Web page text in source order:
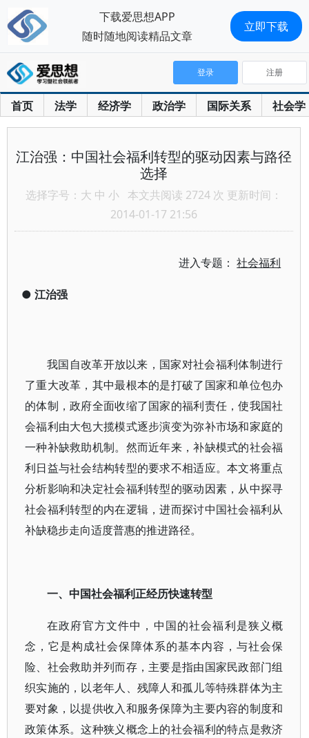
首页 法学 经济学 政治学 国际关系 社会学
登录 注册
江治强：中国社会福利转型的驱动因素与路径
选择
选择字号： 大 中 小 本文共阅读 2724 次 更新时间：
2014-01-17 21:56
进入专题：社会福利
● 江治强
我国自改革开放以来，国家对社会福利体制进行
了重大改革，其中最根本的是打破了国家和单位包办
的体制，政府全面收缩了国家的福利责任，使我国社
会福利由大包大揽模式逐步演变为弥补市场和家庭的
一种补缺救助机制。然而近年来，补缺模式的社会福
利日益与社会结构转型的要求不相适应。本文将重点
分析影响和决定社会福利转型的驱动因素，从中探寻
社会福利转型的内在逻辑，进而探讨中国社会福利从
补缺稳步走向适度普惠的推进路径。
一、中国社会福利正经历快速转型
在政府官方文件中，中国的社会福利是狭义概
念，它是构成社会保障体系的基本内容，与社会保
险、社会救助并列而存，主要是指由国家民政部门组
织实施的，以老年人、残障人和孤儿等特殊群体为主
要对象，以提供收入和服务保障为主要内容的制度和
政策体系。这种狭义概念上的社会福利的特点是救济
下载爱思想APP
随时随地阅读精品文章
立即下载